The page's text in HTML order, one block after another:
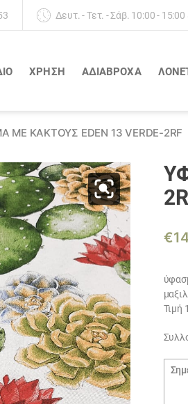
Δευτ. - Τετ. - Σάβ. 10:00 -
ΧΡΗΣΗ ΑΔΙΆΒΡΟΧΑ
ΜΕ ΚΆΚΤΟΥΣ EDEN 13 VERDE-2RF
€
Τιμή